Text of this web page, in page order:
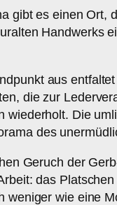
gibt es einen Ort,
Handwerks
aus
die zur
wiederholt. Die
des
Geruch der
das
weniger wie eine